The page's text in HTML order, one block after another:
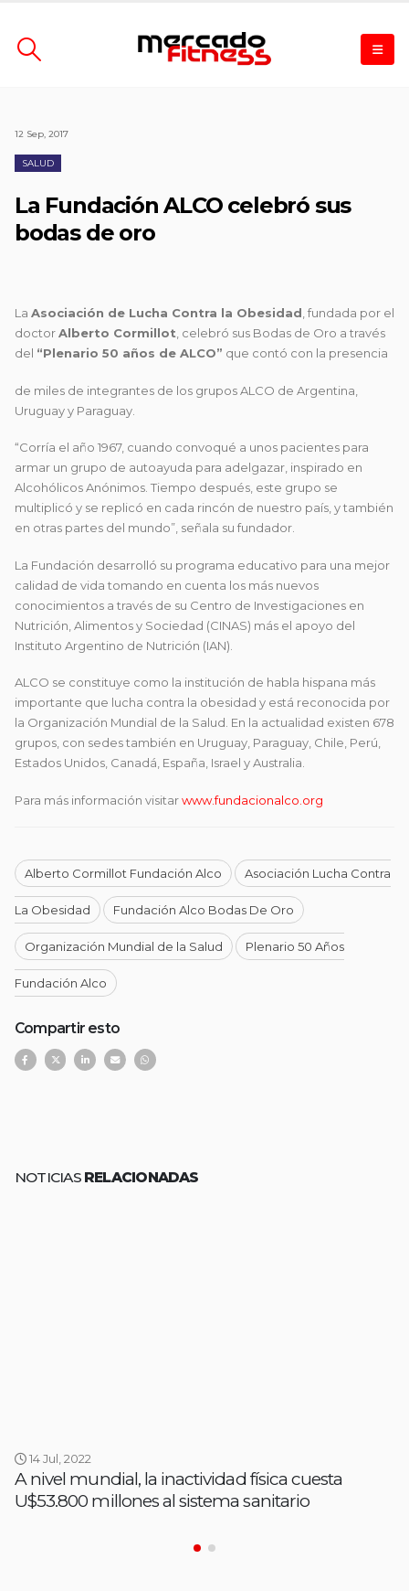
12 Sep, 2017
SALUD
La Fundación ALCO celebró sus
bodas de oro
La Asociación de Lucha Contra la Obesidad , fundada por el
doctorAlberto Cormillot , celebró sus Bodas de Oro a través
del “Plenario 50 años de ALCO” que contó con la presencia
de miles de integrantes de los grupos ALCO de Argentina,
Uruguay y Paraguay.
“Corría el año 1967, cuando convoqué a unos pacientes para
armar un grupo de autoayuda para adelgazar, inspirado en
Alcohólicos Anónimos. Tiempo después, este grupo se
multiplicó y se replicó en cada rincón de nuestro país, y también
en otras partes del mundo”, señala su fundador.
La Fundación desarrolló su programa educativo para una mejor
calidad de vida tomando en cuenta los más nuevos
conocimientos a través de su Centro de Investigaciones en
Nutrición, Alimentos y Sociedad (CINAS) más el apoyo del
Instituto Argentino de Nutrición (IAN).
ALCO se constituye como la institución de habla hispana más
importante que lucha contra la obesidad y está reconocida por
la Organización Mundial de la Salud. En la actualidad existen 678
grupos, con sedes también en Uruguay, Paraguay, Chile, Perú,
Estados Unidos, Canadá, España, Israel y Australia.
Para más información visitarwww.fundacionalco.org
Alberto Cormillot Fundación Alco Asociación Lucha Contra
La Obesidad Fundación Alco Bodas De Oro
Organización Mundial de la Salud Plenario 50 Años
Fundación Alco
Compartir esto
NOTICIAS RELACIONADAS
14 Jul, 2022
A nivel mundial, la inactividad física cuesta
U$53.800 millones al sistema sanitario